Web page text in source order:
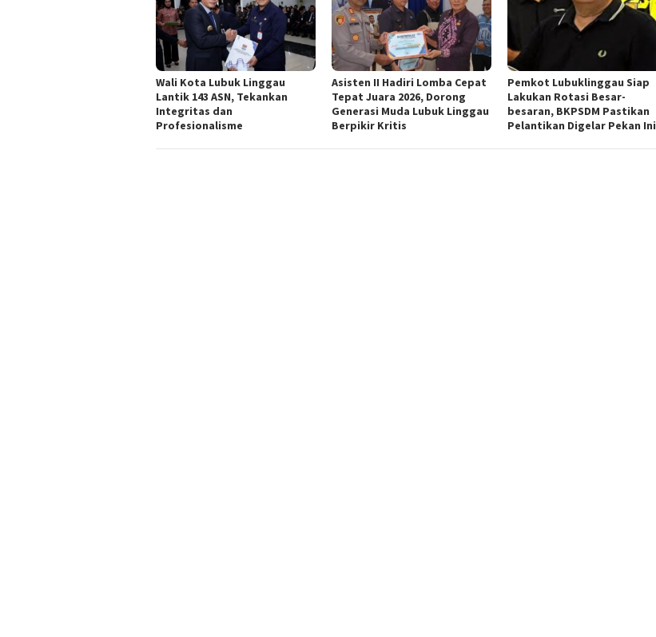
Wali Kota Lubuk Linggau
Lantik 143 ASN, Tekankan
Integritas dan
Profesionalisme
Asisten II Hadiri Lomba Cepat
Tepat Juara 2026, Dorong
Generasi Muda Lubuk Linggau
Berpikir Kritis
Pemkot Lubuklinggau Siap
Lakukan Rotasi Besar-
besaran, BKPSDM Pastikan
Pelantikan Digelar Pekan Ini